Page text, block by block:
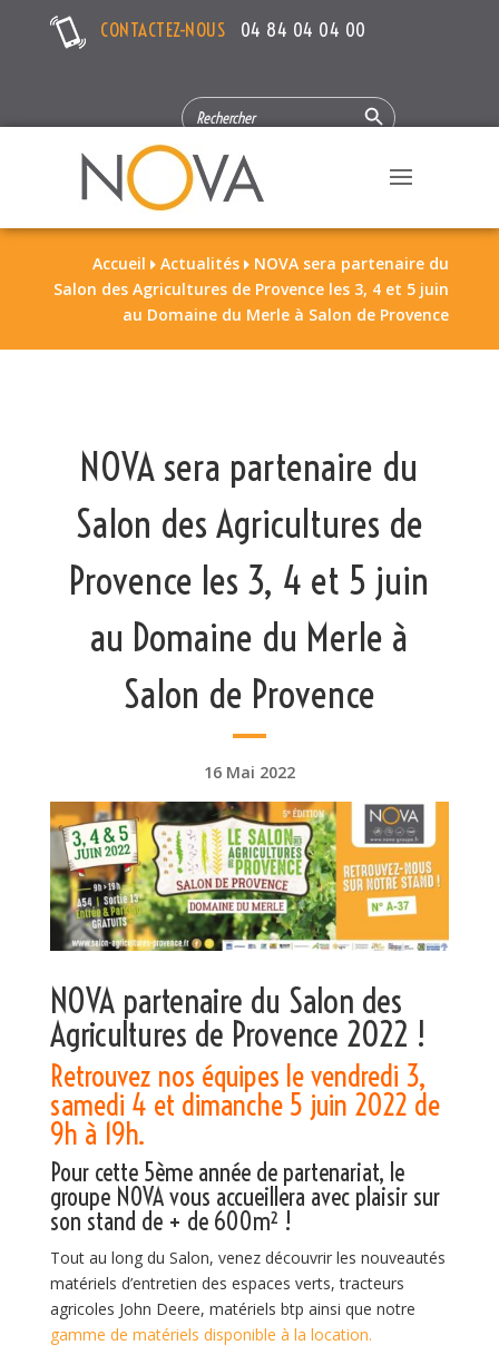
CONTACTEZ-NOUS 04 84 04 04 00
SEARCH
FOR:
Search Button
Accueil  Actualités  NOVA sera partenaire du
Salon des Agricultures de Provence les 3, 4 et 5 juin
au Domaine du Merle à Salon de Provence
NOVA sera partenaire du
Salon des Agricultures de
Provence les 3, 4 et 5 juin
au Domaine du Merle à
Salon de Provence
16 Mai 2022
NOVA partenaire du Salon des
Agricultures de Provence 2022 !
Retrouvez nos équipes le vendredi 3,
samedi 4 et dimanche 5 juin 2022 de
9h à 19h.
Pour cette 5ème année de partenariat, le
groupe NOVA vous accueillera avec plaisir sur
son stand de + de 600m² !
Tout au long du Salon, venez découvrir les nouveautés
matériels d’entretien des espaces verts, tracteurs
agricoles John Deere, matériels btp ainsi que notre
gamme de matériels disponible à la location.